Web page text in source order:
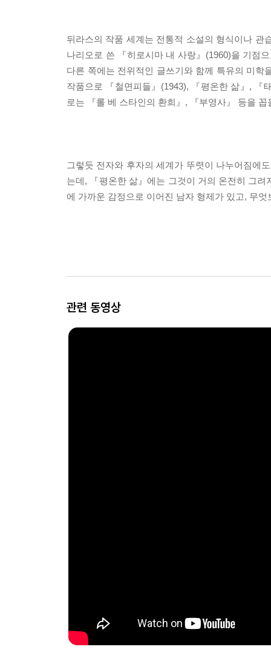
뒤라스의 작품 세계는 전통적 소설의 형식이나 관
나리오로 쓴 『히로시마 내 사랑』(1960)을 기점
다른 쪽에는 전위적인 글쓰기와 함께 특유의 미
작품으로 『철면피들』(1943), 『평온한 삶』, 『
로는 『롤 베 스타인의 환희』, 『부영사』 등을 꼽
그렇듯 전자와 후자의 세계가 뚜렷이 나누어짐에
는데, 『평온한 삶』에는 그것이 거의 온전히 그
에 가까운 감정으로 이어진 남자 형제가 있고, 무
관련 동영상